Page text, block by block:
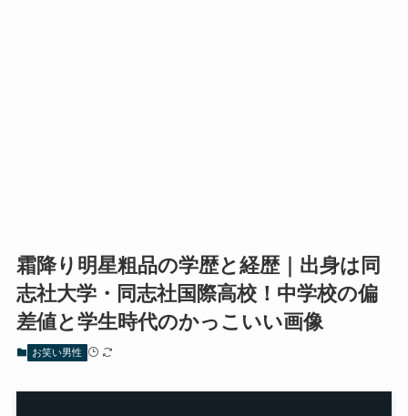
霜降り明星粗品の学歴と経歴｜出身は同
志社大学・同志社国際高校！中学校の偏
差値と学生時代のかっこいい画像
お笑い男性